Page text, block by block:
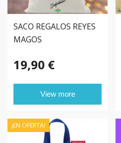
SACO REGALOS REYES
MAGOS
19,90 €
View more
¡EN OFERTA!